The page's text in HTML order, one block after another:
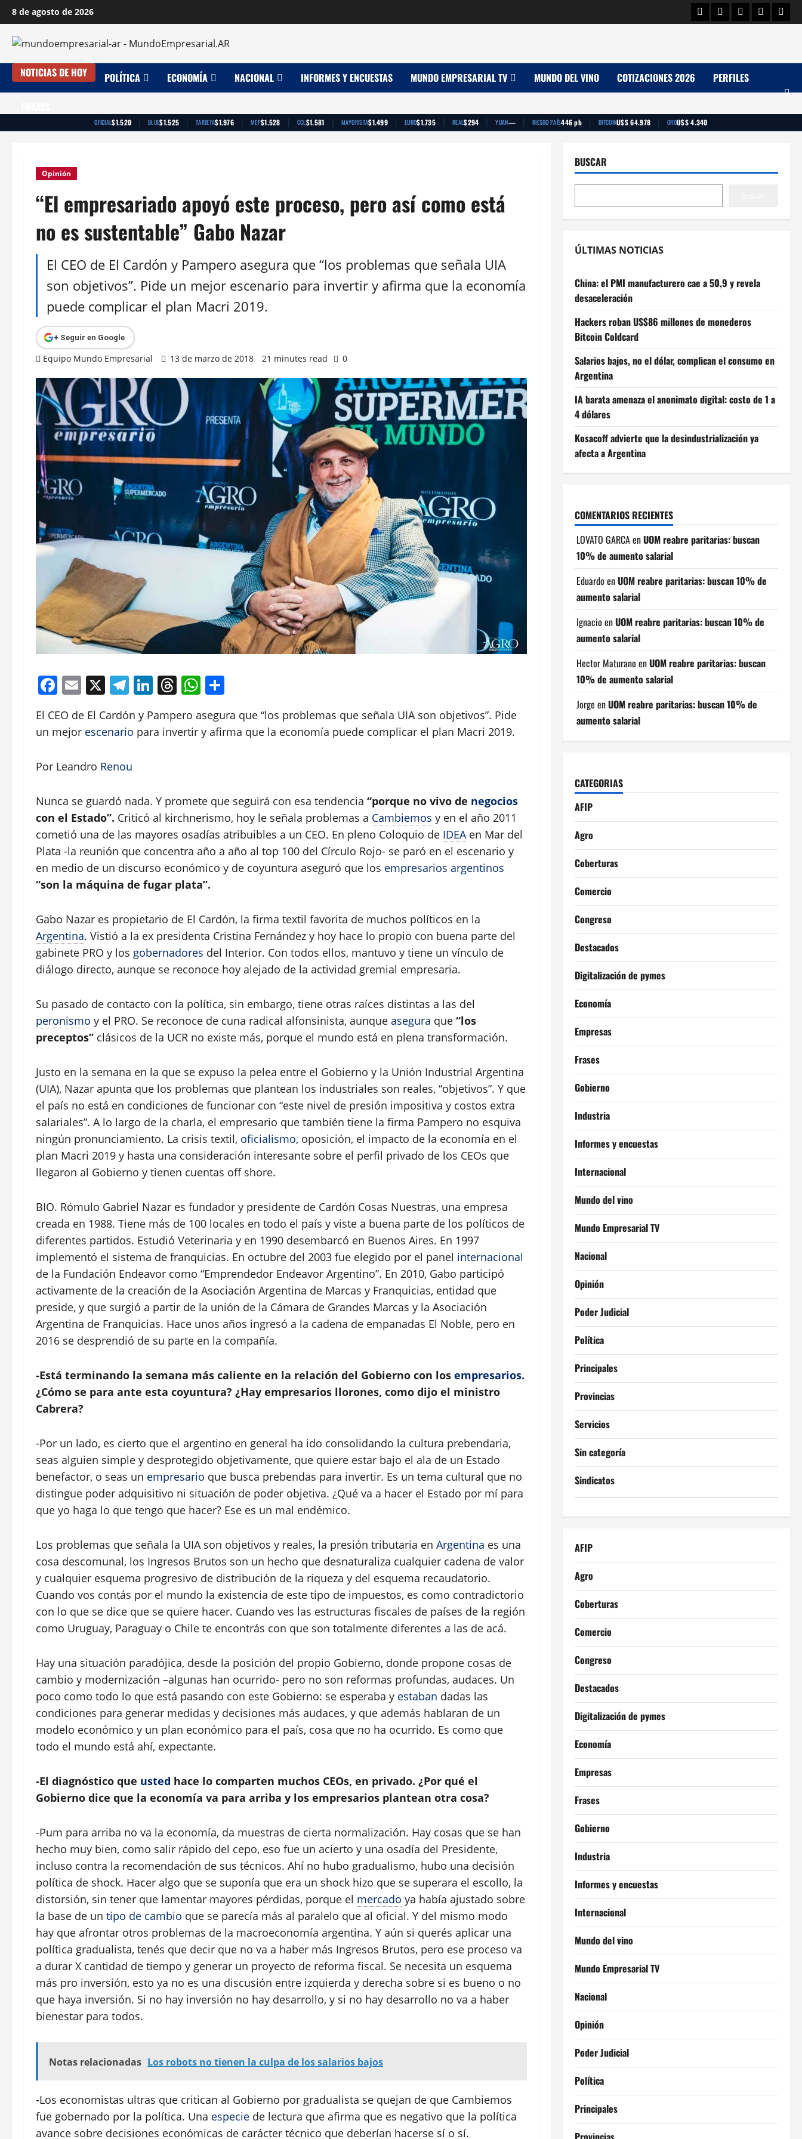
Saltar
al
contenido
8 de agosto de 2026 Facebook
TwitterLinkedinYoutube
NOTICIAS DE HOY POLÍTICA ECONOMÍA NACIONAL INFORMES Y ENCUESTAS MUNDO EMPRESARIAL TV MUNDO DEL VINO COTIZACIONES 2026 PERFILES
OFICIAL$1.520 | BLUE$1.525 | TARJETA$1.976 | MEP$1.528 | CCL$1.581 | MAYORISTA$1.499 | EURO$1.735 | REAL$294 | YUAN— | RIESGO PAÍS446 pb | BITCOINU$S 64.978 | OROU$S 4.340
Opinión
“El empresariado apoyó este proceso, pero así como está
no es sustentable” Gabo Nazar
El CEO de El Cardón y Pampero asegura que “los problemas que señala UIA
son objetivos”. Pide un mejor escenario para invertir y afirma que la economía
puede complicar el plan Macri 2019.
+ Seguir en Google
Equipo Mundo Empresarial 13 de marzo de 2018 21 minutes read 0
Facebook
Email
X Telegram
LinkedIn
Threads
WhatsApp
El CEO de El Cardón y Pampero asegura que “los problemas que señala UIA son objetivos”. Pide
un mejor escenario para invertir y afirma que la economía puede complicar el plan Macri 2019.
Por Leandro Renou
Nunca se guardó nada. Y promete que seguirá con esa tendencia “porque no vivo de negocios
con el Estado”. Criticó al kirchnerismo, hoy le señala problemas a Cambiemos y en el año 2011
cometió una de las mayores osadías atribuibles a un CEO. En pleno Coloquio de IDEAen Mar del
Plata -la reunión que concentra año a año al top 100 del Círculo Rojo- se paró en el escenario y
en medio de un discurso económico y de coyuntura aseguró que los empresarios argentinos
“son la máquina de fugar plata”.
Gabo Nazar es propietario de El Cardón, la firma textil favorita de muchos políticos en la
Argentina. Vistió a la ex presidenta Cristina Fernández y hoy hace lo propio con buena parte del
gabinete PRO y los gobernadores del Interior. Con todos ellos, mantuvo y tiene un vínculo de
diálogo directo, aunque se reconoce hoy alejado de la actividad gremial empresaria.
Su pasado de contacto con la política, sin embargo, tiene otras raíces distintas a las del
peronismo y el PRO. Se reconoce de cuna radical alfonsinista, aunque asegura que “los
preceptos” clásicos de la UCR no existe más, porque el mundo está en plena transformación.
Justo en la semana en la que se expuso la pelea entre el Gobierno y la Unión Industrial Argentina
(UIA), Nazar apunta que los problemas que plantean los industriales son reales, “objetivos”. Y que
el país no está en condiciones de funcionar con “este nivel de presión impositiva y costos extra
salariales”. A lo largo de la charla, el empresario que también tiene la firma Pampero no esquiva
ningún pronunciamiento. La crisis textil, oficialismo, oposición, el impacto de la economía en el
plan Macri 2019 y hasta una consideración interesante sobre el perfil privado de los CEOs que
llegaron al Gobierno y tienen cuentas off shore.
BIO. Rómulo Gabriel Nazar es fundador y presidente de Cardón Cosas Nuestras, una empresa
creada en 1988. Tiene más de 100 locales en todo el país y viste a buena parte de los políticos de
diferentes partidos. Estudió Veterinaria y en 1990 desembarcó en Buenos Aires. En 1997
implementó el sistema de franquicias. En octubre del 2003 fue elegido por el panel internacional
de la Fundación Endeavor como “Emprendedor Endeavor Argentino”. En 2010, Gabo participó
activamente de la creación de la Asociación Argentina de Marcas y Franquicias, entidad que
preside, y que surgió a partir de la unión de la Cámara de Grandes Marcas y la Asociación
Argentina de Franquicias. Hace unos años ingresó a la cadena de empanadas El Noble, pero en
2016 se desprendió de su parte en la compañía.
-Está terminando la semana más caliente en la relación del Gobierno con los empresarios.
¿Cómo se para ante esta coyuntura? ¿Hay empresarios llorones, como dijo el ministro
Cabrera?
-Por un lado, es cierto que el argentino en general ha ido consolidando la cultura prebendaria,
seas alguien simple y desprotegido objetivamente, que quiere estar bajo el ala de un Estado
benefactor, o seas un empresario que busca prebendas para invertir. Es un tema cultural que no
distingue poder adquisitivo ni situación de poder objetiva. ¿Qué va a hacer el Estado por mí para
que yo haga lo que tengo que hacer? Ese es un mal endémico.
Los problemas que señala la UIA son objetivos y reales, la presión tributaria en Argentina es una
cosa descomunal, los Ingresos Brutos son un hecho que desnaturaliza cualquier cadena de valor
y cualquier esquema progresivo de distribución de la riqueza y del esquema recaudatorio.
Cuando vos contás por el mundo la existencia de este tipo de impuestos, es como contradictorio
con lo que se dice que se quiere hacer. Cuando ves las estructuras fiscales de países de la región
como Uruguay, Paraguay o Chile te encontrás con que son totalmente diferentes a las de acá.
Hay una situación paradójica, desde la posición del propio Gobierno, donde propone cosas de
cambio y modernización –algunas han ocurrido- pero no son reformas profundas, audaces. Un
poco como todo lo que está pasando con este Gobierno: se esperaba y estaban dadas las
condiciones para generar medidas y decisiones más audaces, y que además hablaran de un
modelo económico y un plan económico para el país, cosa que no ha ocurrido. Es como que
todo el mundo está ahí, expectante.
-El diagnóstico que usted hace lo comparten muchos CEOs, en privado. ¿Por qué el
Gobierno dice que la economía va para arriba y los empresarios plantean otra cosa?
-Pum para arriba no va la economía, da muestras de cierta normalización. Hay cosas que se han
hecho muy bien, como salir rápido del cepo, eso fue un acierto y una osadía del Presidente,
incluso contra la recomendación de sus técnicos. Ahí no hubo gradualismo, hubo una decisión
política de shock. Hacer algo que se suponía que era un shock hizo que se superara el escollo, la
distorsión, sin tener que lamentar mayores pérdidas, porque el mercado ya había ajustado sobre
la base de un tipo de cambio que se parecía más al paralelo que al oficial. Y del mismo modo
hay que afrontar otros problemas de la macroeconomía argentina. Y aún si querés aplicar una
política gradualista, tenés que decir que no va a haber más Ingresos Brutos, pero ese proceso va
a durar X cantidad de tiempo y generar un proyecto de reforma fiscal. Se necesita un esquema
más pro inversión, esto ya no es una discusión entre izquierda y derecha sobre si es bueno o no
que haya inversión. Si no hay inversión no hay desarrollo, y si no hay desarrollo no va a haber
bienestar para todos.
Notas relacionadas Los robots no tienen la culpa de los salarios bajos
-Los economistas ultras que critican al Gobierno por gradualista se quejan de que Cambiemos
fue gobernado por la política. Una especie de lectura que afirma que es negativo que la política
avance sobre decisiones económicas de carácter técnico que deberían hacerse sí o sí.
BUSCAR
ÚLTIMAS NOTICIAS
China: el PMI manufacturero cae a 50,9 y revela
desaceleración
Hackers roban US$86 millones de monederos
Bitcoin Coldcard
Salarios bajos, no el dólar, complican el consumo en
Argentina
IA barata amenaza el anonimato digital: costo de 1 a
4 dólares
Kosacoff advierte que la desindustrialización ya
afecta a Argentina
COMENTARIOS RECIENTES
LOVATO GARCAenUOM reabre paritarias: buscan
10% de aumento salarial
Eduardo enUOM reabre paritarias: buscan 10% de
aumento salarial
Ignacio enUOM reabre paritarias: buscan 10% de
aumento salarial
Hector Maturano enUOM reabre paritarias: buscan
10% de aumento salarial
Jorge enUOM reabre paritarias: buscan 10% de
aumento salarial
CATEGORIAS
AFIP
Agro
Coberturas
Comercio
Congreso
Destacados
Digitalización de pymes
Economía
Empresas
Frases
Gobierno
Industria
Informes y encuestas
Internacional
Mundo del vino
Mundo Empresarial TV
Nacional
Opinión
Poder Judicial
Política
Principales
Provincias
Servicios
Sin categoría
Sindicatos
AFIP
Agro
Coberturas
Comercio
Congreso
Destacados
Digitalización de pymes
Economía
Empresas
Frases
Gobierno
Industria
Informes y encuestas
Internacional
Mundo del vino
Mundo Empresarial TV
Nacional
Opinión
Poder Judicial
Política
Principales